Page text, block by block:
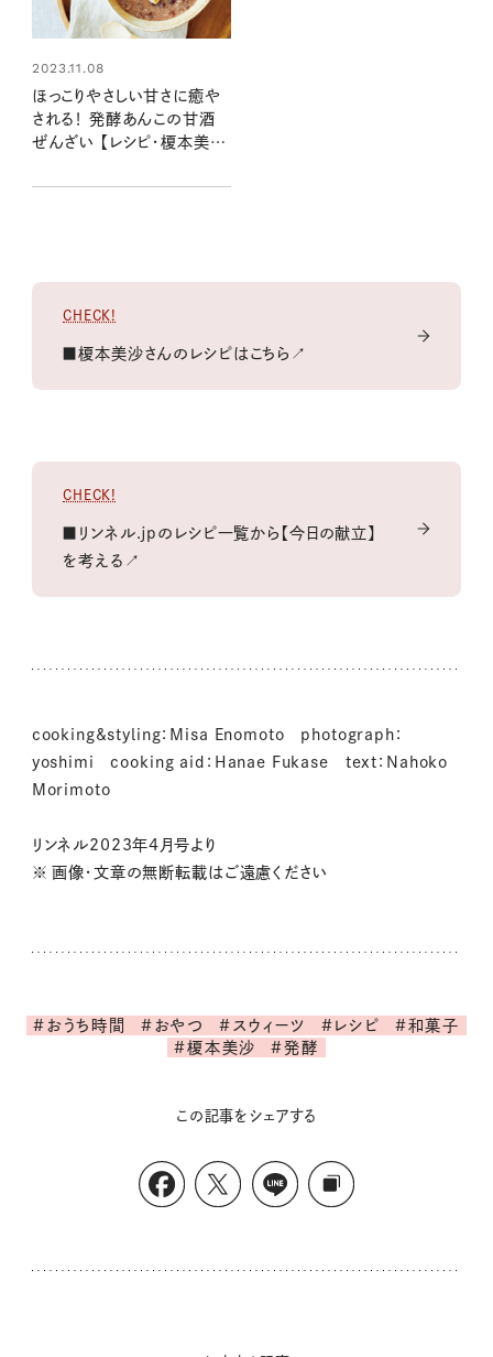
2023.11.08
ほっこりやさしい甘さに癒や
される！ 発酵あんこの甘酒
ぜんざい 【レシピ・榎本美沙
CHECK!
■榎本美沙さんのレシピはこちら↗
CHECK!
■リンネル.jpのレシピ一覧から【今日の献立】
を考える↗
cooking&styling：Misa Enomoto photograph：
yoshimi cooking aid：Hanae Fukase text：Nahoko
Morimoto
リンネル2023年4月号より
※ 画像・文章の無断転載はご遠慮ください
#おうち時間 #おやつ #スウィーツ #レシピ
#和菓子
#榎本美沙
#発酵
この記事をシェアする